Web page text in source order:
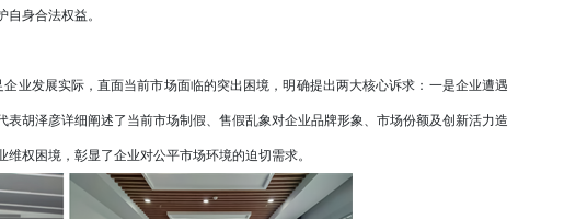
身合法权益。
发展实际，直面当前市场面临的突出困境，明确提出两大核心诉求：一是企业遭遇
胡泽彦详细阐述了当前市场制假、售假乱象对企业品牌形象、市场份额及创新活力造
权困境，彰显了企业对公平市场环境的迫切需求。